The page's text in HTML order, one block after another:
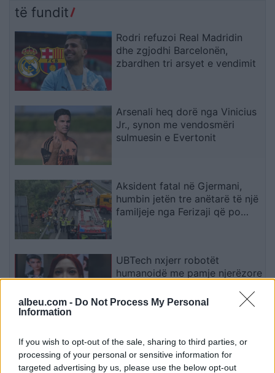
albeu.com - Do Not Process My Personal
Information
If you wish to opt-out of the sale, sharing to third parties, or
processing of your personal or sensitive information for
targeted advertising by us, please use the below opt-out
të fundit
Rodri refuzoi Real Madridin
dhe zgjodhi Barcelonën,
zbardhen tri arsyet e vendimit
Arsenali heq dorë nga Vinicius
Jr., synon me vendosmëri
sulmuesin e Evertonit
Aksident fatal në Gjermani,
humbin jetën tre anëtarë të një
familjeje nga Ferizaji që po
UBTech nxjerr robotët
humanoidë me pamje njerëzore
vogël urbane elektrike me dy
vende